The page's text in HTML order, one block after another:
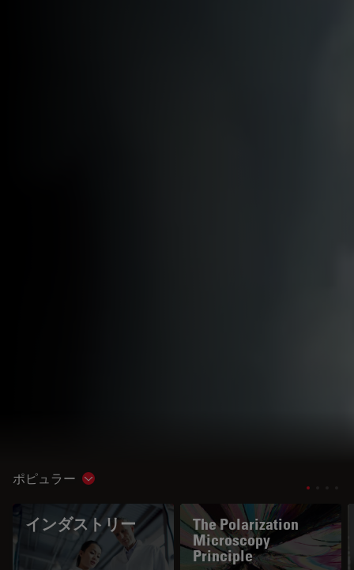
ポピュラー Show subnavigation
インダストリー
The Polarization
Microscopy
Principle